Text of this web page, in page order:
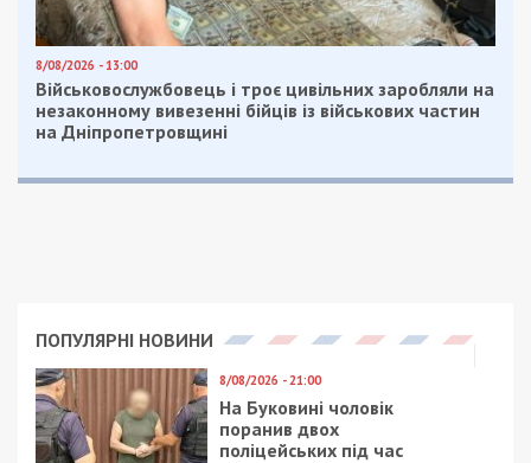
8/08/2026 - 13:00
Військовослужбовець і троє цивільних заробляли на
незаконному вивезенні бійців із військових частин
на Дніпропетровщині
ПОПУЛЯРНІ НОВИНИ
8/08/2026 - 21:00
На Буковині чоловік
поранив двох
поліцейських під час